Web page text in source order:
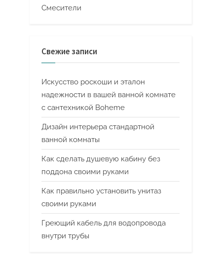
Смесители
Свежие записи
Искусство роскоши и эталон
надежности в вашей ванной комнате
с сантехникой Boheme
Дизайн интерьера стандартной
ванной комнаты
Как сделать душевую кабину без
поддона своими руками
Как правильно установить унитаз
своими руками
Греющий кабель для водопровода
внутри трубы